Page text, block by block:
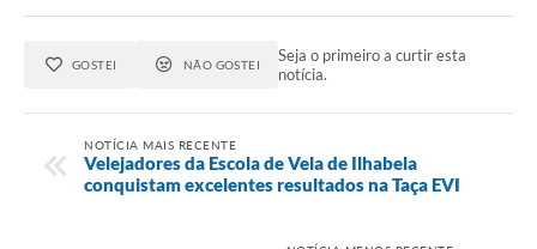
GOSTEI NÃO GOSTEI
Seja o primeiro a curtir esta
notícia.
NOTÍCIA MAIS RECENTE
Velejadores da Escola de Vela de Ilhabela
conquistam excelentes resultados na Taça EVI